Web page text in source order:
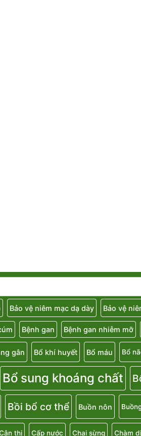
Bảo vệ niêm mạc dạ dày Bảo vệ
Bệnh gan Bệnh gan nhiễm mỡ
gân Bổ khí huyết Bổ máu Bổ
Bổ sung khoáng chất
Bồi bổ cơ thể Buồn nôn
thị Cấp nước Chai sừng Chàm